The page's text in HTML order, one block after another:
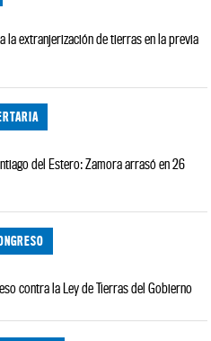
la extranjerización de tierras en la previa
del Estero: Zamora arrasó en 26
contra la Ley de Tierras del Gobierno